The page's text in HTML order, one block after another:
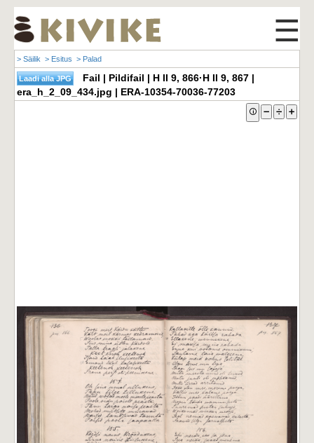
☰
> Säilik > Esitus > Palad
Fail | Pildifail | H II 9, 866·H II 9, 867 |
era_h_2_09_434.jpg | ERA-10354-70036-77203